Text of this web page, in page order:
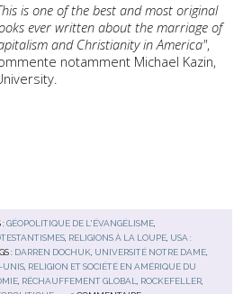
is one of the best and most original
ever written about the marriage of
and Christianity in America",
notamment Michael Kazin,
:GÉOPOLITIQUE DE L'ÉVANGÉLISME,
, RELIGIONS À LA LOUPE, USA :
: DARREN DOCHUK, UNIVERSITÉ NOTRE DAME,
UNIS, RELIGION ET SOCIÉTÉ EN AMÉRIQUE DU
, RÉCHAUFFEMENT GLOBAL, ROCKEFELLER,